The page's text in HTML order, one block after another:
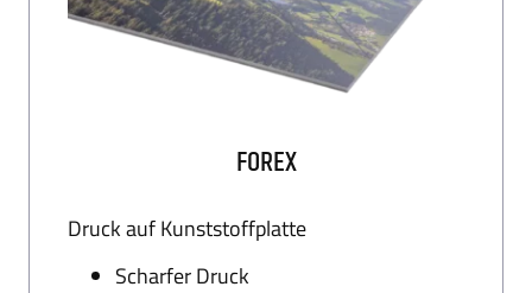
FOREX
Druck auf Kunststoffplatte
Scharfer Druck